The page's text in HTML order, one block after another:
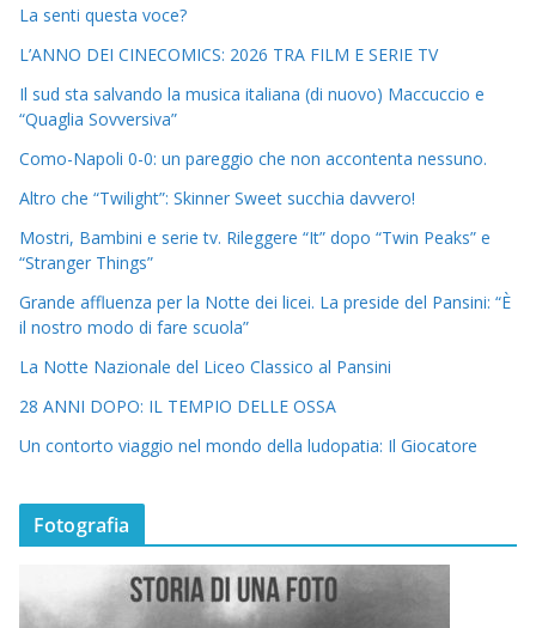
La senti questa voce?
L’ANNO DEI CINECOMICS: 2026 TRA FILM E SERIE TV
Il sud sta salvando la musica italiana (di nuovo) Maccuccio e
“Quaglia Sovversiva”
Como-Napoli 0-0: un pareggio che non accontenta nessuno.
Altro che “Twilight”: Skinner Sweet succhia davvero!
Mostri, Bambini e serie tv. Rileggere “It” dopo “Twin Peaks” e
“Stranger Things”
Grande affluenza per la Notte dei licei. La preside del Pansini: “È
il nostro modo di fare scuola”
La Notte Nazionale del Liceo Classico al Pansini
28 ANNI DOPO: IL TEMPIO DELLE OSSA
Un contorto viaggio nel mondo della ludopatia: Il Giocatore
Fotografia